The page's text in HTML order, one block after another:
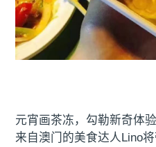
元宵画茶冻，勾勒新奇体验
来自澳门的美食达人Lino